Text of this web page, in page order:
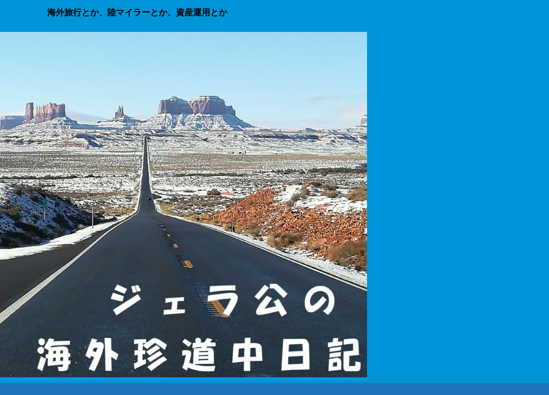
海外旅行とか、陸マイラーとか、資産運用とか